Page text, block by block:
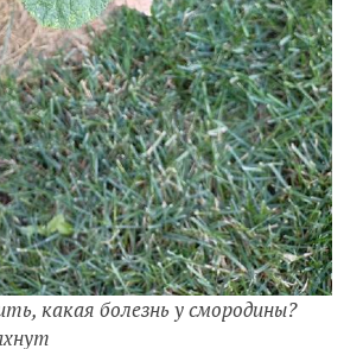
какая болезнь у смородины?